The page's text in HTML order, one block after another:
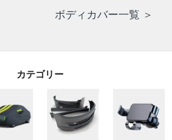
ボディカバー一覧 ＞
カテゴリー